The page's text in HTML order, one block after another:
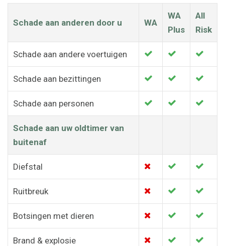
Schade aan anderen door u WA
WA
Plus
All
Risk
Schade aan andere voertuigen
Schade aan bezittingen
Schade aan personen
Schade aan uw oldtimer van
buitenaf
Diefstal
Ruitbreuk
Botsingen met dieren
Brand & explosie